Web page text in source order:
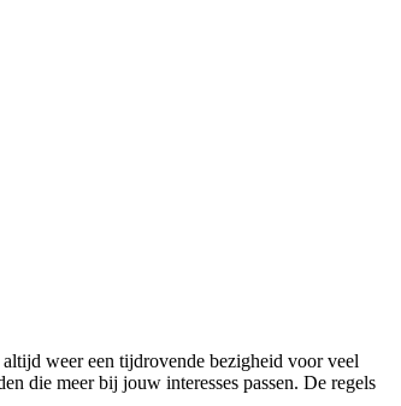
weer een tijdrovende bezigheid voor veel
die meer bij jouw interesses passen. De regels